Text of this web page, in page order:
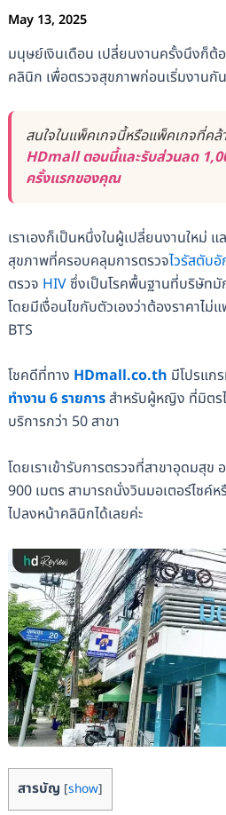
May 13, 2025
มนุษย์เงินเดือน เปลี่ยนงานครั้งนึงก็ต้
คลินิก เพื่อตรวจสุขภาพก่อนเริ่มงานกั
สนใจในแพ็คเกจนี้หรือแพ็คเกจที่คล้
HDmall ตอนนี้และรับส่วนลด
ครั้งแรกของคุณ
เราเองก็เป็นหนึ่งในผู้เปลี่ยนงานใหม่
สุขภาพที่ครอบคลุมการตรวจไวรัสตับ
ตรวจ HIVซึ่งเป็นโรคพื้นฐานที่บริษัทมั
โดยมีเงื่อนไขกับตัวเองว่าต้องราคาไม่
BTS
โชคดีที่ทาง HDmall.co.th มีโปรแก
ทำงาน 6 รายการสำหรับผู้หญิง ที่มิตร
บริการกว่า 50 สาขา
โดยเราเข้ารับการตรวจที่สาขาอุดมสุข
900 เมตร สามารถนั่งวินมอเตอร์ไซค์
ไปลงหน้าคลินิกได้เลยค่ะ
สารบัญ [show]